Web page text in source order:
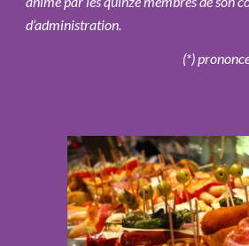
d’administration.
(*) prononcez